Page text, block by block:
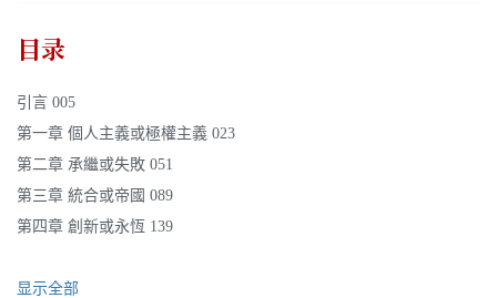
目录
引言 005
第一章 個人主義或極權主義 023
第二章 承繼或失敗 051
第三章 統合或帝國 089
第四章 創新或永恆 139
显示全部